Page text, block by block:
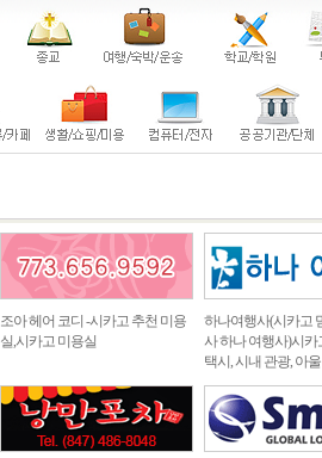
조아 헤어 코디 -시카고 추천 미용
실,시카고 미용실
하나여행사(시카고
사 하나 여행사)시카
택시, 시내 관광, 아